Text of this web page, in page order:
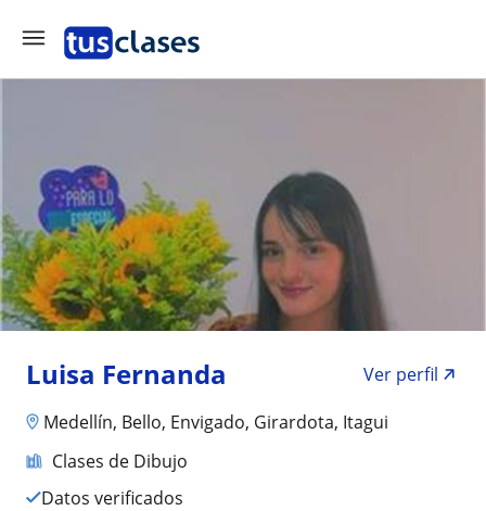
Luisa Fernanda
Ver perfil
Medellín, Bello, Envigado, Girardota, Itagui
Clases de Dibujo
Datos verificados